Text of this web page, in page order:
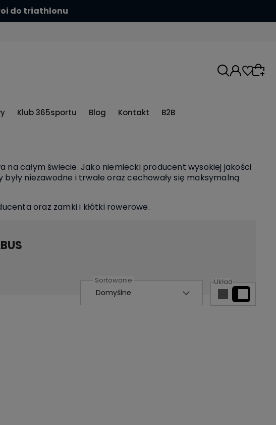
do triathlonu
Klub 365sportu Blog Kontakt B2B
na całym świecie. Jako niemiecki producent wysokiej jakości
niezawodne i trwałe oraz cechowały się maksymalną
oraz zamki i kłótki rowerowe.
Układ